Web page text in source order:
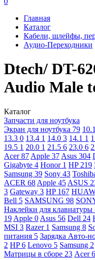
Главная
Каталог
Кабели, шлейфы,
Аудио-Переходники
Dtech/ DT-
Audio Male
Каталог
Запчасти для ноутбука
Экран для ноутбука 79 10.1
13.3 0 13.4 1 14.0 3 14.1 1
19.5 1 20.0 1 21.5 6 23.0 6
Acer87 Apple 37 Asus 304
Gigabyte 4 Honor 1 HP 219
Samsung 39 Sony 43
ACER 68 Apple 45 ASUS
3 Gateway 3 HP 167
Bell 5 SAMSUNG 98
Наклейки для клавиатуры
19 Apple 0 Asus 56 Dell 24
MSI 3 Razer 1 Samsung 8
питания 5 Зарядка Авто-
2 HP6 Lenovo 5 Samsung 2
Матрицы в сборе 23 Acer6